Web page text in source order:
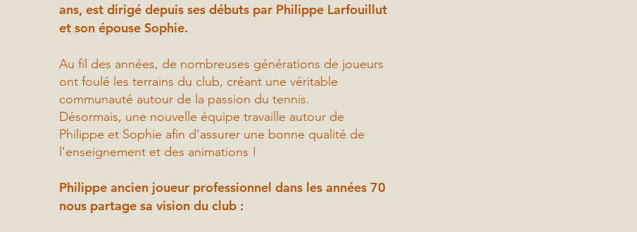
ans, est dirigé depuis ses débuts par Philippe Larfouillut
et son épouse Sophie.
Au fil des années, de nombreuses générations de joueurs
ont foulé les terrains du club, créant une véritable
communauté autour de la passion du tennis.
Désormais, une nouvelle équipe travaille autour de
Philippe et Sophie afin d'assurer une bonne qualité de
l'enseignement et des animations !
Philippe ancien joueur professionnel dans les années 70
nous partage sa vision du club :